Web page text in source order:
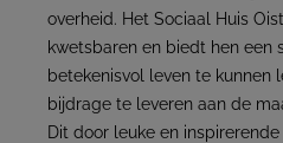
overheid. Het Sociaal Huis
kwetsbaren en biedt hen een
betekenisvol leven te kunnen
bijdrage te leveren aan de
Dit door leuke en